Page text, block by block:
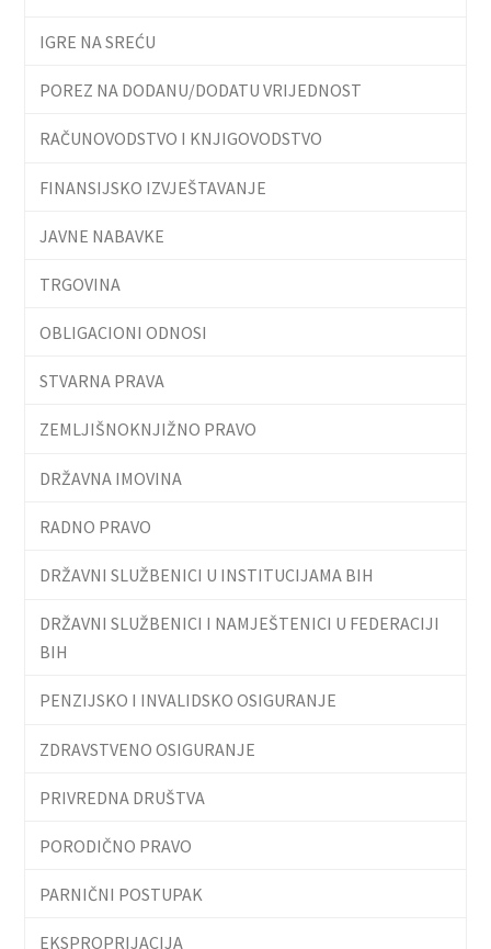
IGRE NA SREĆU
POREZ NA DODANU/DODATU VRIJEDNOST
RAČUNOVODSTVO I KNJIGOVODSTVO
FINANSIJSKO IZVJEŠTAVANJE
JAVNE NABAVKE
TRGOVINA
OBLIGACIONI ODNOSI
STVARNA PRAVA
ZEMLJIŠNOKNJIŽNO PRAVO
DRŽAVNA IMOVINA
RADNO PRAVO
DRŽAVNI SLUŽBENICI U INSTITUCIJAMA BIH
DRŽAVNI SLUŽBENICI I NAMJEŠTENICI U FEDERACIJI
BIH
PENZIJSKO I INVALIDSKO OSIGURANJE
ZDRAVSTVENO OSIGURANJE
PRIVREDNA DRUŠTVA
PORODIČNO PRAVO
PARNIČNI POSTUPAK
EKSPROPRIJACIJA